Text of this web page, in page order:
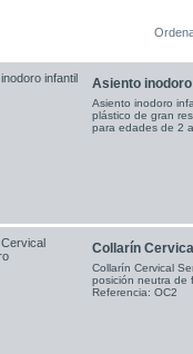
Asiento
Asiento inodoro
plástico de gran
para edades de 2
Collarín
Collarín Cervical
posición neutra de
Referencia: OC2